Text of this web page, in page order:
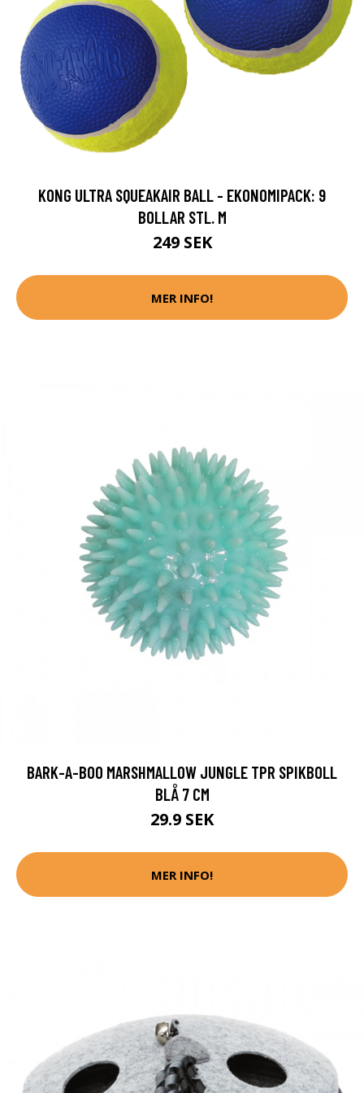
KONG ULTRA SQUEAKAIR BALL - EKONOMIPACK: 9
BOLLAR STL. M
249 SEK
MER INFO!
BARK-A-BOO MARSHMALLOW JUNGLE TPR SPIKBOLL
BLÅ 7 CM
29.9 SEK
MER INFO!